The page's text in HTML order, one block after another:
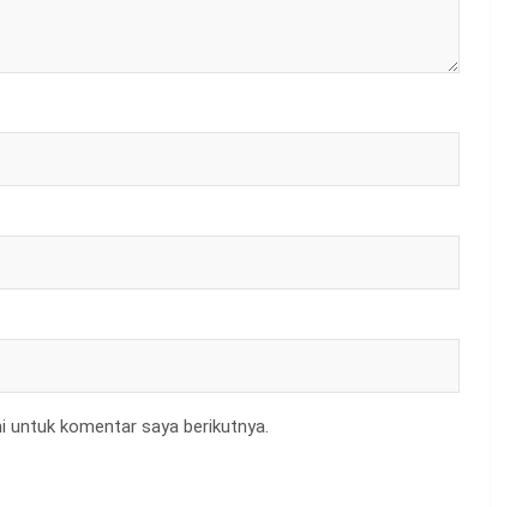
untuk komentar saya berikutnya.